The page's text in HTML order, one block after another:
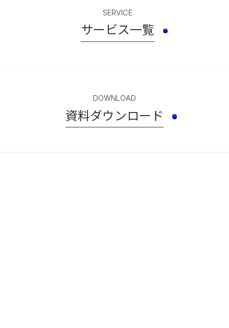
SERVICE
サービス一覧
DOWNLOAD
資料ダウンロード